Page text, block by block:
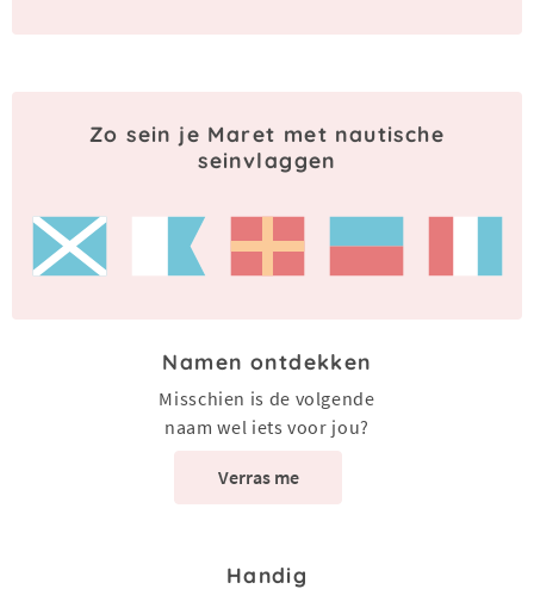
Zo sein je Maret met nautische
seinvlaggen
Namen ontdekken
Misschien is de volgende
naam wel iets voor jou?
Verras me
Handig